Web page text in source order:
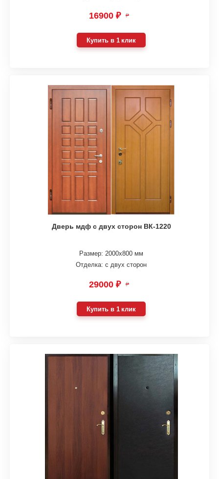
16900 ₽ ₽
Купить в 1 клик
Дверь мдф с двух сторон ВК-1220
Размер: 2000х800 мм
Отделка: с двух сторон
29000 ₽ ₽
Купить в 1 клик